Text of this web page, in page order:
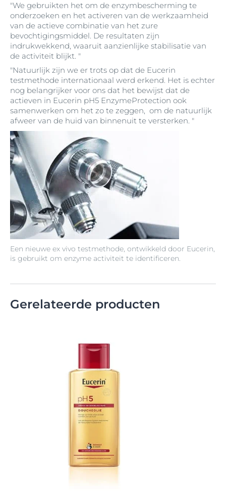
Een nieuwe ex vivo testmethode, ontwikkeld door Eucerin,
is gebruikt om enzyme activiteit te identificeren.
"We gebruikten het om de enzymbescherming te
onderzoeken en het activeren van de werkzaamheid
van de actieve combinatie van het zure
bevochtigingsmiddel. De resultaten zijn
indrukwekkend, waaruit aanzienlijke stabilisatie van
de activiteit blijkt. "
"Natuurlijk zijn we er trots op dat de Eucerin
testmethode internationaal werd erkend. Het is echter
nog belangrijker voor ons dat het bewijst dat de
actieven in Eucerin pH5 EnzymeProtection ook
samenwerken om het zo te zeggen, om de natuurlijk
afweer van de huid van binnenuit te versterken. "
Gerelateerde producten